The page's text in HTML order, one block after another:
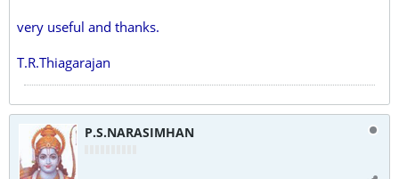
very useful and thanks.
T.R.Thiagarajan
P.S.NARASIMHAN